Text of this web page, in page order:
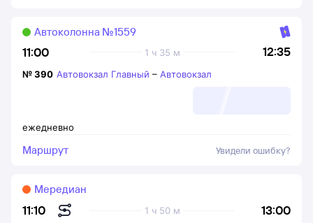
11:00 12:35
1 ч 35 м
Автоколонна №1559
ежедневно
№390 Автовокзал Главный – Автовокзал
Маршрут Увидели ошибку?
11:10 13:00
1 ч 50 м
Мередиан